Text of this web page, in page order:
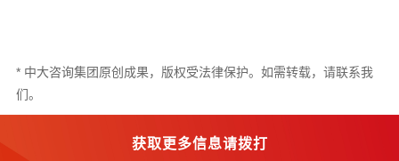
* 中大咨询集团原创成果，版权受法律保护。如需转载，请联系我
们。
获取更多信息请拨打